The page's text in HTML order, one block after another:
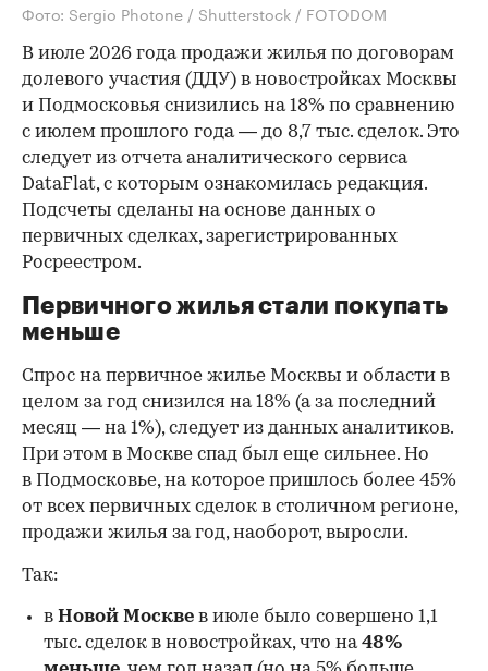
Фото: Sergio Photone / Shutterstock / FOTODOM
В июле 2026 года продажи жилья по договорам
долевого участия (ДДУ) в новостройках Москвы
и Подмосковья снизились на 18% по сравнению
с июлем прошлого года — до 8,7 тыс. сделок. Это
следует из отчета аналитического сервиса
DataFlat, с которым ознакомилась редакция.
Подсчеты сделаны на основе данных о
первичных сделках, зарегистрированных
Росреестром.
Первичного жилья стали покупать
меньше
Спрос на первичное жилье Москвы и области в
целом за год снизился на 18% (а за последний
месяц — на 1%), следует из данных аналитиков.
При этом в Москве спад был еще сильнее. Но
в Подмосковье, на которое пришлось более 45%
от всех первичных сделок в столичном регионе,
продажи жилья за год, наоборот, выросли.
Так:
в Новой Москве в июле было совершено 1,1
тыс. сделок в новостройках, что на48%